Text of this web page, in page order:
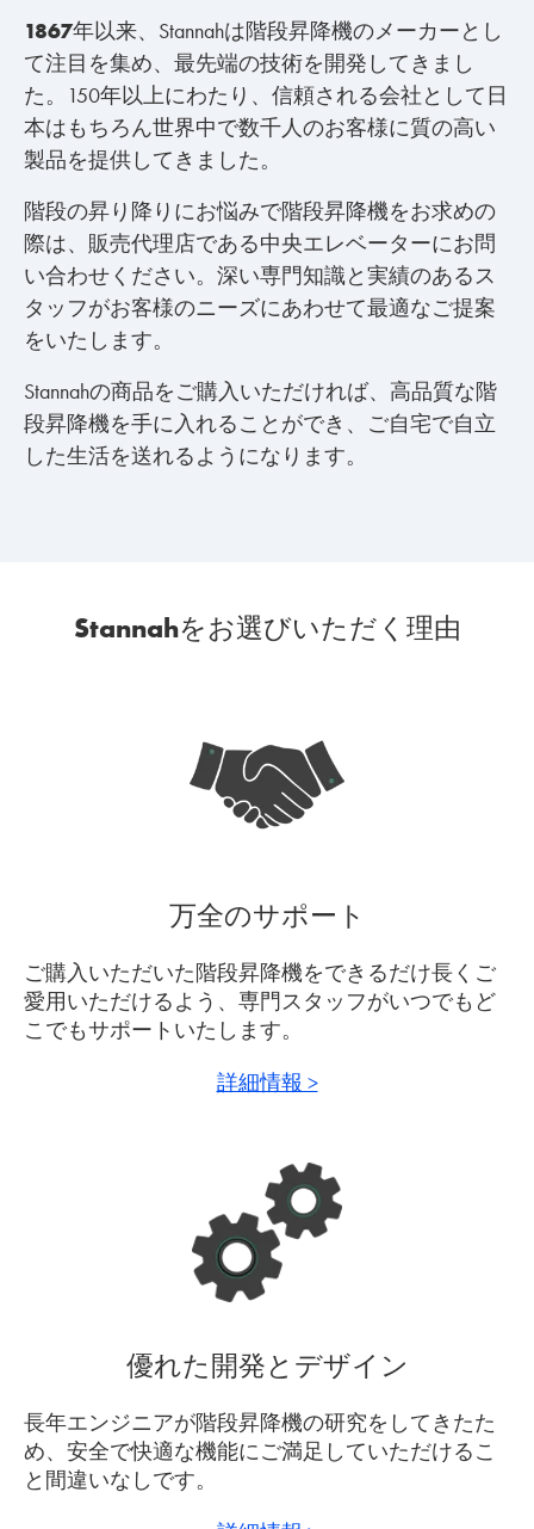
1867年以来、Stannahは階段昇降機のメーカーとし
て注目を集め、最先端の技術を開発してきまし
た。150年以上にわたり、信頼される会社として日
本はもちろん世界中で数千人のお客様に質の高い
製品を提供してきました。
階段の昇り降りにお悩みで階段昇降機をお求めの
際は、販売代理店である中央エレベーターにお問
い合わせください。深い専門知識と実績のあるス
タッフがお客様のニーズにあわせて最適なご提案
をいたします。
Stannahの商品をご購入いただければ、高品質な階
段昇降機を手に入れることができ、ご自宅で自立
した生活を送れるようになります。
Stannahをお選びいただく理由
万全のサポート
ご購入いただいた階段昇降機をできるだけ長くご
愛用いただけるよう、専門スタッフがいつでもど
こでもサポートいたします。
詳細情報 >
優れた開発とデザイン
長年エンジニアが階段昇降機の研究をしてきたた
め、安全で快適な機能にご満足していただけるこ
と間違いなしです。